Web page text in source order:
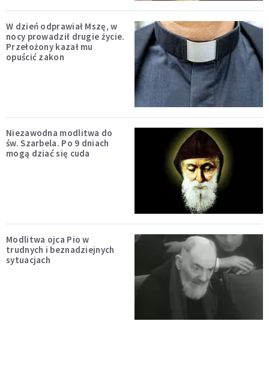
W dzień odprawiał Mszę, w
nocy prowadził drugie życie.
Przełożony kazał mu
opuścić zakon
Niezawodna modlitwa do
św. Szarbela. Po 9 dniach
mogą dziać się cuda
Modlitwa ojca Pio w
trudnych i beznadziejnych
sytuacjach